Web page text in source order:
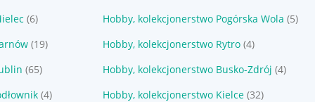
(6) Hobby, kolekcjonerstwo Pogórska Wola (5)
(19) Hobby, kolekcjonerstwo Rytro (4)
(65) Hobby, kolekcjonerstwo Busko-Zdrój (4)
(4) Hobby, kolekcjonerstwo Kielce (32)